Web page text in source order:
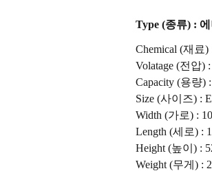
Type (종류) :
Chemical (재료)
Volatage (전압)
Capacity (용량)
Size (사이즈) :
Width (가로) :
Length (세로) :
Height (높이) :
Weight (무게) :